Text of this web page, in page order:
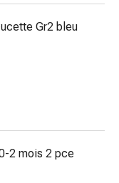
Gr2 bleu
2 mois 2 pce